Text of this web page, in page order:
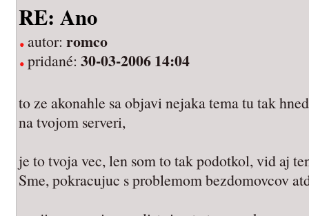
RE: Ano
autor: romco
pridané: 30-03-2006 14:04
to ze akonahle sa objavi nejaka tema tu tak
na tvojom serveri,
je to tvoja vec, len som to tak podotkol, vid aj
Sme, pokracujuc s problemom bezdomovcov